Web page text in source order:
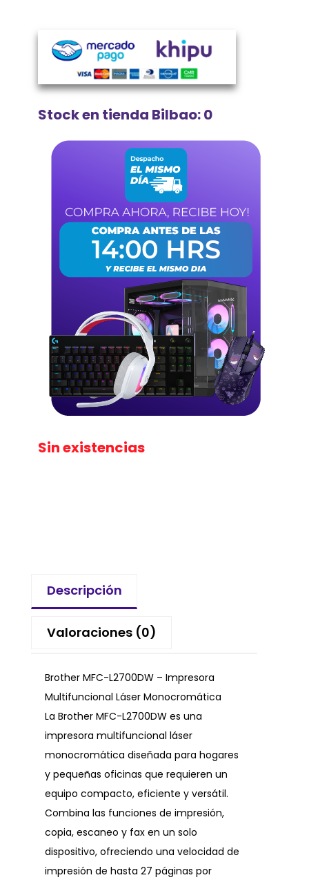
Stock en tienda Bilbao: 0
Sin existencias
Descripción
Valoraciones (0)
Brother MFC-L2700DW – Impresora
Multifuncional Láser Monocromática
La Brother MFC-L2700DW es una
impresora multifuncional láser
monocromática diseñada para hogares
y pequeñas oficinas que requieren un
equipo compacto, eficiente y versátil.
Combina las funciones de impresión,
copia, escaneo y fax en un solo
dispositivo, ofreciendo una velocidad de
impresión de hasta 27 páginas por